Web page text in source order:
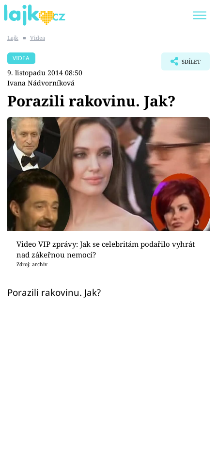
SHOPAHOLICADEL
Témata
Showbyznys
Youtubeři
Sex a vztahy
Videa
Sledujte prima+
Přihlášení
Lajk ■ Videa
VIDEA
9. listopadu 2014 08:50
Ivana Nádvorníková
SDÍLET
Porazili rakovinu. Jak?
Video VIP zprávy: Jak se celebritám podařilo vyhrát
nad zákeřnou nemocí?
Zdroj: archiv
Porazili rakovinu. Jak?